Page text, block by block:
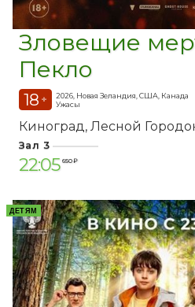
Зловещие
Пекло
18 +
2026, Новая Зеландия, США, Канада
Ужасы
Киноград Лесной
Зал 3
22:05 650 ₽
ДЕТЯМ